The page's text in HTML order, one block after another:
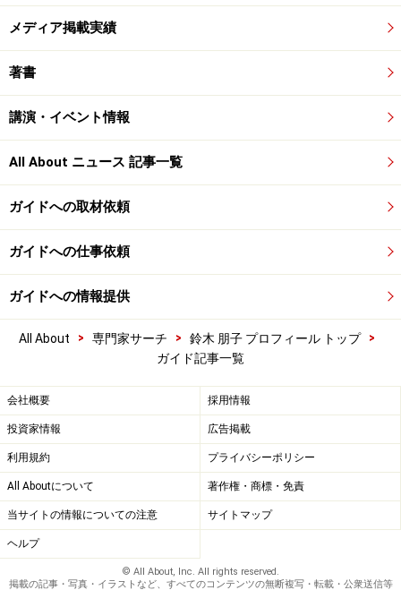
メディア掲載実績
著書
講演・イベント情報
All About ニュース 記事一覧
ガイドへの取材依頼
ガイドへの仕事依頼
ガイドへの情報提供
All About > 専門家サーチ > 鈴木 朋子 プロフィール トップ
>
ガイド記事一覧
会社概要 採用情報
投資家情報 広告掲載
利用規約 プライバシーポリシー
All Aboutについて 著作権・商標・免責
当サイトの情報についての注意 サイトマップ
ヘルプ
© All About, Inc. All rights reserved.
掲載の記事・写真・イラストなど、すべてのコンテンツの無断複写・転載・公衆送信等